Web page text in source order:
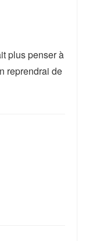
plus penser à
reprendrai de